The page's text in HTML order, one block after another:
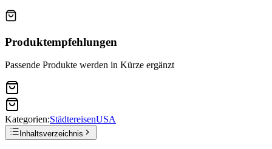
Produktempfehlungen
Passende Produkte werden in Kürze ergänzt
Kategorien:StädtereisenUSA
Inhaltsverzeichnis